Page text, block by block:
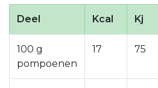
Deel Kcal Kj
100 g
pompoenen
17 75